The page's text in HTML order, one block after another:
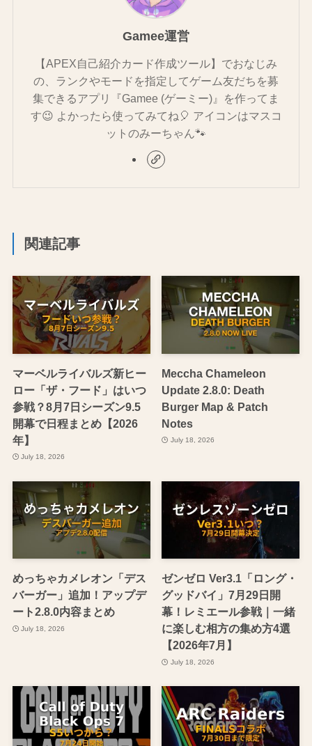
Gamee運営
【APEX自己紹介カード作成ツール】でおなじみ
の、ランクやモードを指定してゲーム友だちを募
集できるアプリ『Gamee (ゲーミー)』を作ってま
す😉 よかったら使ってみてね🎈 アイコンはマスコ
ットのみーちゃん🐾
関連記事
マーベルライバルズ新ヒー
ロー「ザ・フード」はいつ
参戦？8月7日シーズン9.5
開幕で日程まとめ【2026
年】
July 18, 2026
Meccha Chameleon
Update 2.8.0: Death
Burger Map & Patch
Notes
July 18, 2026
めっちゃカメレオン「デス
バーガー」追加！アップデ
ート2.8.0内容まとめ
July 18, 2026
ゼンゼロ Ver3.1「ロング・
グッドバイ」7月29日開
幕！レミエール参戦｜一緒
に楽しむ相方の集め方4選
【2026年7月】
July 18, 2026